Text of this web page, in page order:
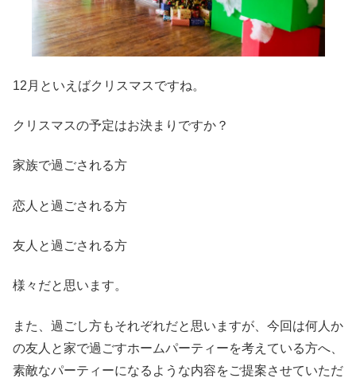
12月といえばクリスマスですね。
クリスマスの予定はお決まりですか？
家族で過ごされる方
恋人と過ごされる方
友人と過ごされる方
様々だと思います。
また、過ごし方もそれぞれだと思いますが、今回は何人か
の友人と家で過ごすホームパーティーを考えている方へ、
素敵なパーティーになるような内容をご提案させていただ